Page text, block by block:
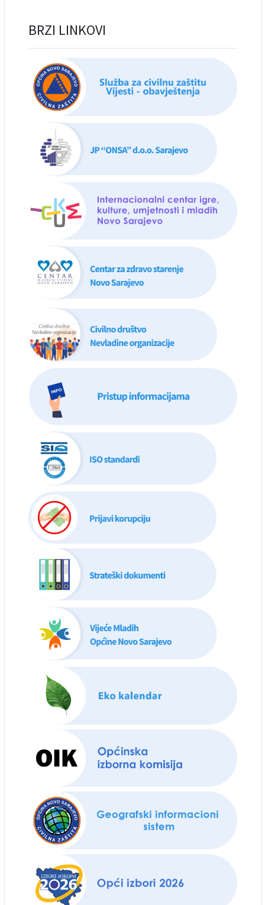
BRZI LINKOVI